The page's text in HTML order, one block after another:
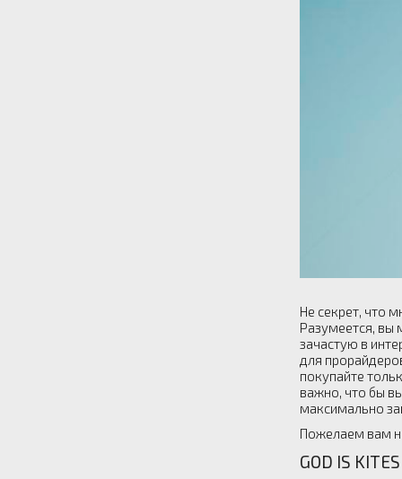
Не секрет, что
Разумеется, вы
зачастую в
для
покупайте
важно, что бы
максимально
Пожелаем вам
GOD IS